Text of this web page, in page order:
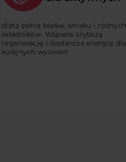
dieta pełna białka, smaku i różnych
składników. Wspiera szybszą
regenerację i dostarcza energię dla
kolejnych wyzwań!